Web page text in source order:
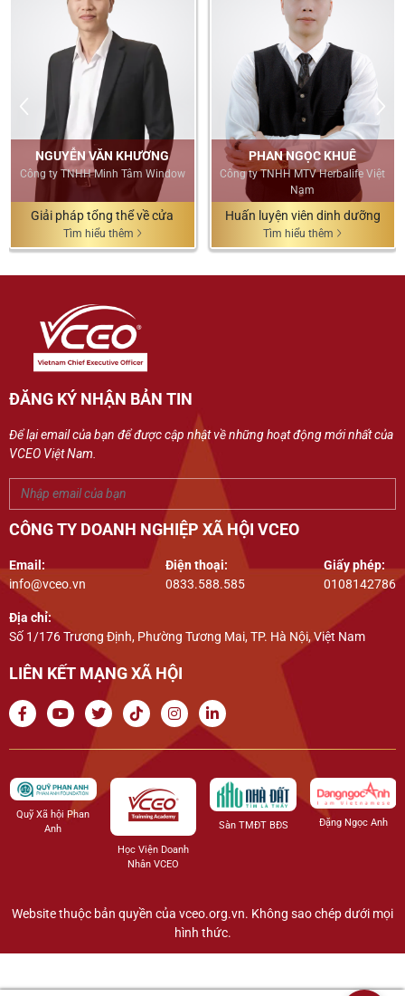
NGUYỄN VĂN KHƯƠNG
Công ty TNHH Minh Tâm Window
Giải pháp tổng thể về cửa
Tìm hiểu thêm
PHAN NGỌC KHUÊ
Công ty TNHH MTV Herbalife Việt
Nam
Huấn luyện viên dinh dưỡng
Tìm hiểu thêm
ĐĂNG KÝ NHẬN BẢN TIN
Để lại email của bạn để được cập nhật về những hoạt động mới nhất của
VCEO Việt Nam.
CÔNG TY DOANH NGHIỆP XÃ HỘI VCEO
Email:
info@vceo.vn
Điện thoại:
0833.588.585
Giấy phép:
0108142786
Địa chỉ:
Số 1/176 Trương Định, Phường Tương Mai, TP. Hà Nội, Việt Nam
LIÊN KẾT MẠNG XÃ HỘI
Quỹ Xã hội Phan
Anh
Học Viện Doanh
Nhân VCEO
Sàn TMĐT BĐS Đặng Ngọc Anh
Website thuộc bản quyền của vceo.org.vn. Không sao chép dưới mọi
hình thức.